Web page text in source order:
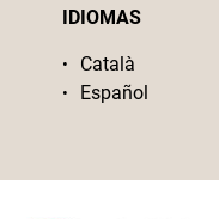
IDIOMAS
Català
Español